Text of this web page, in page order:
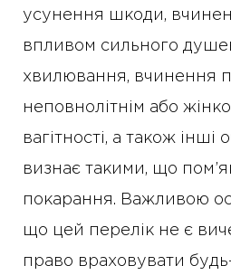
усунення шкоди,
впливом сильного
хвилювання, вчинення
неповнолітнім або
вагітності, а також інші
визнає такими, що
покарання. Важливою
що цей перелік не є
право враховувати